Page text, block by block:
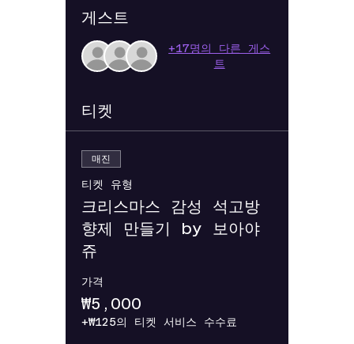
게스트
+17명의 다른 게스
트
티켓
매진
티켓 유형
크리스마스 감성 석고방
향제 만들기 by 보아야
쥬
가격
₩5,000
+₩125의 티켓 서비스 수수료